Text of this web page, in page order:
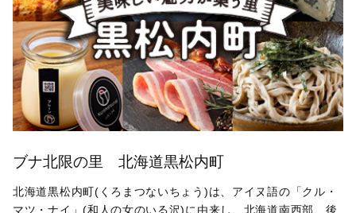
ブナ北限の里 北海道黒松内町
北海道黒松内町(くろまつないちょう)は、アイヌ語の「クル・
マツ・ナイ」(和人の女のいる沢)に由来し、北海道南西部、後